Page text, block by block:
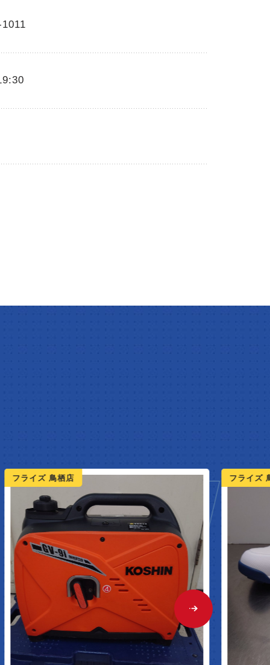
イズ 鳥栖店 フライズ 鳥栖店